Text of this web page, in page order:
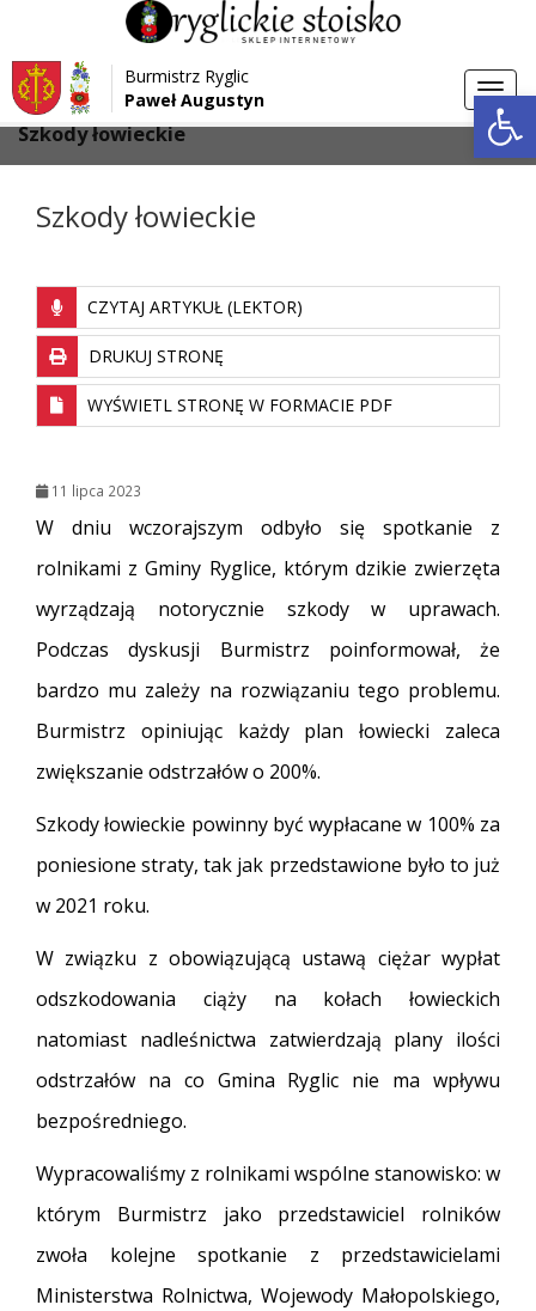
Przejdź do menu
Przejdź do głównej treści strony
Przejdź do stopki strony
Burmistrz Ryglic
Paweł Augustyn
Strona główna > Aktualności
Szkody łowieckie
Szkody łowieckie
CZYTAJ ARTYKUŁ (LEKTOR)
DRUKUJ STRONĘ
WYŚWIETL STRONĘ W FORMACIE PDF
11 lipca 2023
W dniu wczorajszym odbyło się spotkanie z
rolnikami z Gminy Ryglice, którym dzikie zwierzęta
wyrządzają notorycznie szkody w uprawach.
Podczas dyskusji Burmistrz poinformował, że
bardzo mu zależy na rozwiązaniu tego problemu.
Burmistrz opiniując każdy plan łowiecki zaleca
zwiększanie odstrzałów o 200%.
Szkody łowieckie powinny być wypłacane w 100% za
poniesione straty, tak jak przedstawione było to już
w 2021 roku.
W związku z obowiązującą ustawą ciężar wypłat
odszkodowania ciąży na kołach łowieckich
natomiast nadleśnictwa zatwierdzają plany ilości
odstrzałów na co Gmina Ryglic nie ma wpływu
bezpośredniego.
Wypracowaliśmy z rolnikami wspólne stanowisko: w
którym Burmistrz jako przedstawiciel rolników
zwoła kolejne spotkanie z przedstawicielami
Ministerstwa Rolnictwa, Wojewody Małopolskiego,